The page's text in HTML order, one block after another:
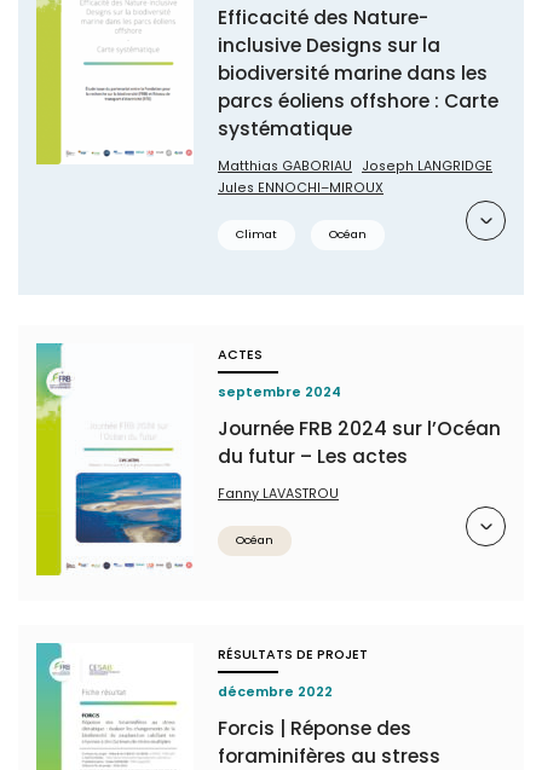
Efficacité des Nature-
inclusive Designs sur la
biodiversité marine dans les
parcs éoliens offshore : Carte
systématique
Matthias GABORIAU
Joseph LANGRIDGE
Jules ENNOCHI–MIROUX
Climat Océan
ACTES
septembre 2024
Journée FRB 2024 sur l’Océan
du futur – Les actes
Fanny LAVASTROU
Océan
RÉSULTATS DE PROJET
décembre 2022
Forcis | Réponse des
foraminifères au stress